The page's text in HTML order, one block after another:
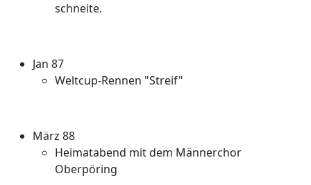
schneite.
Jan 87
Weltcup-Rennen "Streif"
März 88
Heimatabend mit dem Männerchor
Oberpöring